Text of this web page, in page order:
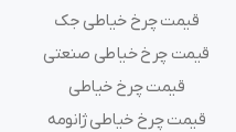
زیر و پوشاک راحتی با حفظ
قیمت چرخ خیاطی جک
قیمت چرخ خیاطی صنعتی
قیمت چرخ خیاطی
قیمت چرخ خیاطی ژانومه